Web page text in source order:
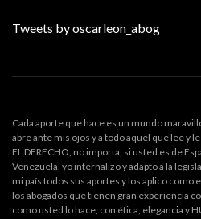
Tweets by oscarleon_abog
Cada aporte que hace es un mundo
abre ante mis ojos y a todo aquel que lee y
EL DERECHO, no importa, si usted es de
Venezuela, yo internalizo y adapto a la
mi país todos sus aportes y los aplico como
los abogados que tienen gran experiencia
como usted lo hace, con ética, elegancia y